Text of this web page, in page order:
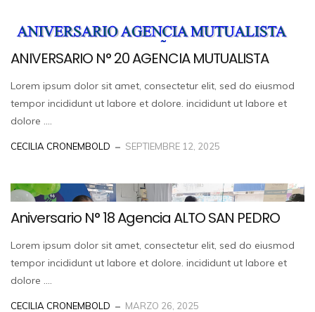
ANIVERSARIO N° 20 AGENCIA MUTUALISTA
Lorem ipsum dolor sit amet, consectetur elit, sed do eiusmod
tempor incididunt ut labore et dolore. incididunt ut labore et
dolore ....
CECILIA CRONEMBOLD SEPTIEMBRE 12, 2025
Aniversario N° 18 Agencia ALTO SAN PEDRO
Lorem ipsum dolor sit amet, consectetur elit, sed do eiusmod
tempor incididunt ut labore et dolore. incididunt ut labore et
dolore ....
CECILIA CRONEMBOLD MARZO 26, 2025